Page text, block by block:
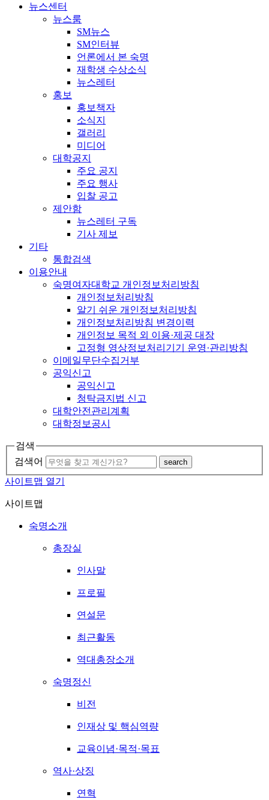
뉴스센터
뉴스룸
SM뉴스
SM인터뷰
언론에서 본 숙명
재학생 수상소식
뉴스레터
홍보
홍보책자
소식지
갤러리
미디어
대학공지
주요 공지
주요 행사
입찰 공고
제안함
뉴스레터 구독
기사 제보
기타
통합검색
이용안내
숙명여자대학교 개인정보처리방침
개인정보처리방침
알기 쉬운 개인정보처리방침
개인정보처리방침 변경이력
개인정보 목적 외 이용·제공 대장
고정형 영상정보처리기기 운영·관리방침
이메일무단수집거부
공익신고
공익신고
청탁금지법 신고
대학안전관리계획
대학정보공시
검색
검색어
search
사이트맵 열기
사이트맵
숙명소개
총장실
인사말
프로필
연설문
최근활동
역대총장소개
숙명정신
비전
인재상 및 핵심역량
교육이념·목적·목표
역사·상징
연혁